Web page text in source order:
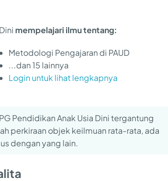
mempelajari ilmu tentang:
Metodologi Pengajaran di PAUD
...dan 15 lainnya
Login untuk lihat lengkapnya
Pendidikan Anak Usia Dini tergantung
perkiraan objek keilmuan rata-rata, ada
dengan yang lain.